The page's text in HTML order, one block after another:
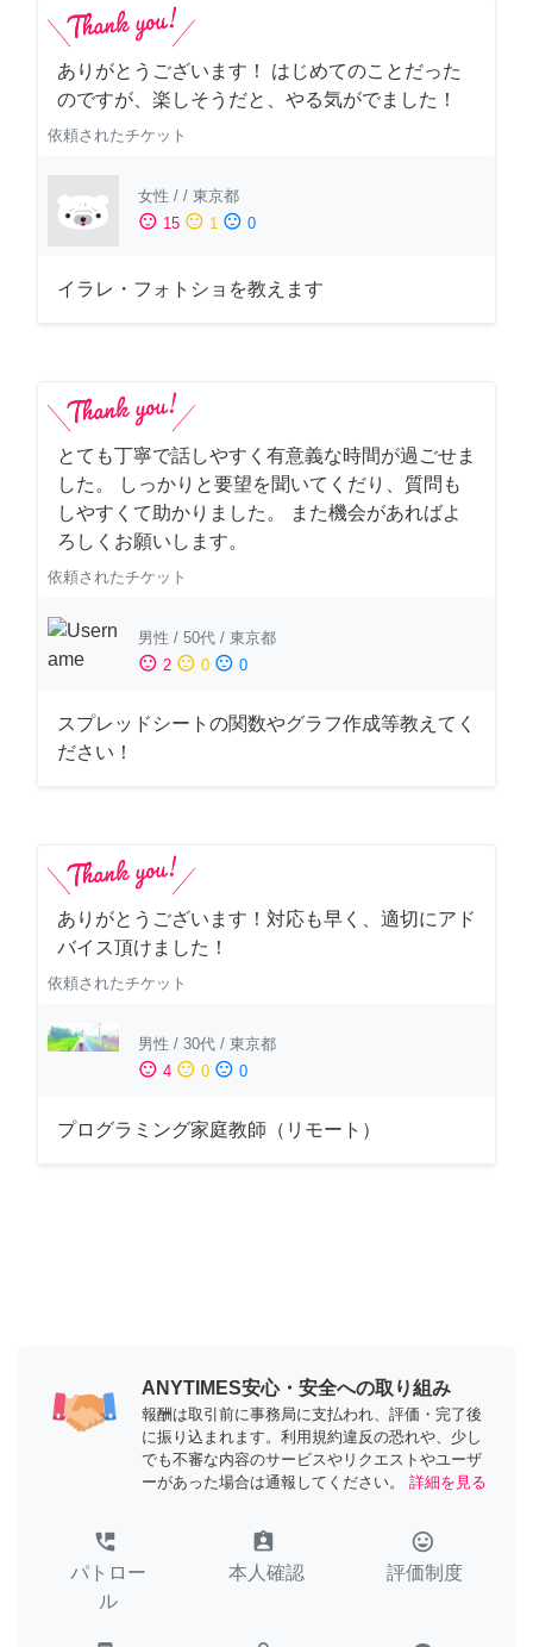
ありがとうございます！ はじめてのことだった
のですが、楽しそうだと、やる気がでました！
依頼されたチケット
女性 / / 東京都
sentiment_satisfied 15 sentiment_neutral 1 sentiment_dissatisfied 0
イラレ・フォトショを教えます
とても丁寧で話しやすく有意義な時間が過ごせま
した。 しっかりと要望を聞いてくだり、質問も
しやすくて助かりました。 また機会があればよ
ろしくお願いします。
依頼されたチケット
男性 / 50代 / 東京都
sentiment_satisfied 2 sentiment_neutral 0 sentiment_dissatisfied 0
スプレッドシートの関数やグラフ作成等教えてく
ださい！
ありがとうございます！対応も早く、適切にアド
バイス頂けました！
依頼されたチケット
男性 / 30代 / 東京都
sentiment_satisfied 4 sentiment_neutral 0 sentiment_dissatisfied 0
プログラミング家庭教師（リモート）
ANYTIMES安心・安全への取り組み
報酬は取引前に事務局に支払われ、評価・完了後
に振り込まれます。利用規約違反の恐れや、少し
でも不審な内容のサービスやリクエストやユーザ
ーがあった場合は通報してください。
詳細を見る
perm_phone_msg
パトロー
ル
assignment_ind
本人確認
tag_faces
評価制度